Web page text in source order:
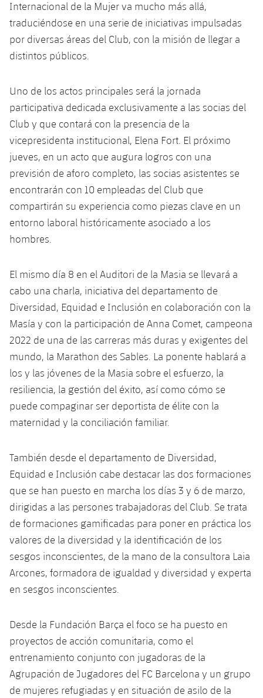
Internacional de la Mujer va mucho más allá,
traduciéndose en una serie de iniciativas impulsadas
por diversas áreas del Club, con la misión de llegar a
distintos públicos.
Uno de los actos principales será la jornada
participativa dedicada exclusivamente a las socias del
Club y que contará con la presencia de la
vicepresidenta institucional, Elena Fort. El próximo
jueves, en un acto que augura logros con una
previsión de aforo completo, las socias asistentes se
encontrarán con 10 empleadas del Club que
compartirán su experiencia como piezas clave en un
entorno laboral históricamente asociado a los
hombres.
El mismo día 8 en el Auditori de la Masia se llevará a
cabo una charla, iniciativa del departamento de
Diversidad, Equidad e Inclusión en colaboración con la
Masía y con la participación de Anna Comet, campeona
2022 de una de las carreras más duras y exigentes del
mundo, la Marathon des Sables. La ponente hablará a
los y las jóvenes de la Masia sobre el esfuerzo, la
resiliencia, la gestión del éxito, así como cómo se
puede compaginar ser deportista de élite con la
maternidad y la conciliación familiar.
También desde el departamento de Diversidad,
Equidad e Inclusión cabe destacar las dos formaciones
que se han puesto en marcha los días 3 y 6 de marzo,
dirigidas a las persones trabajadoras del Club. Se trata
de formaciones gamificadas para poner en práctica los
valores de la diversidad y la identificación de los
sesgos inconscientes, de la mano de la consultora Laia
Arcones, formadora de igualdad y diversidad y experta
en sesgos inconscientes.
Desde la Fundación Barça el foco se ha puesto en
proyectos de acción comunitaria, como el
entrenamiento conjunto con jugadoras de la
Agrupación de Jugadores del FC Barcelona y un grupo
de mujeres refugiadas y en situación de asilo de la